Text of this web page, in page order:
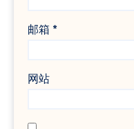
邮箱 *
网站